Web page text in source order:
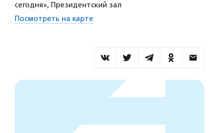
сегодня», Президентский зал
Посмотреть на карте